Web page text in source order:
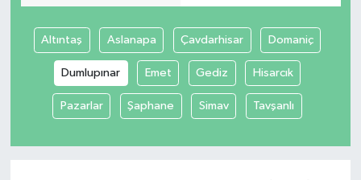
Altıntaş Aslanapa Çavdarhisar Domaniç
Dumlupınar Emet Gediz Hisarcık
Pazarlar Şaphane Simav Tavşanlı